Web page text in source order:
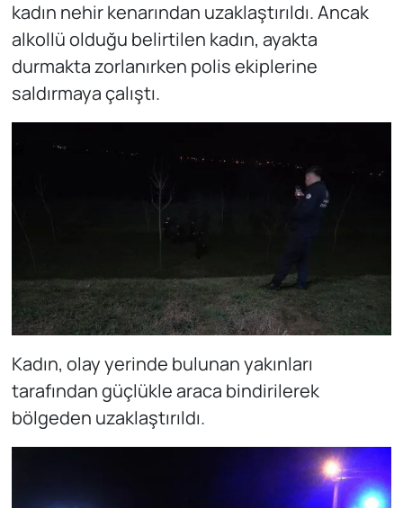
kadın nehir kenarından uzaklaştırıldı. Ancak
alkollü olduğu belirtilen kadın, ayakta
durmakta zorlanırken polis ekiplerine
saldırmaya çalıştı.
Kadın, olay yerinde bulunan yakınları
tarafından güçlükle araca bindirilerek
bölgeden uzaklaştırıldı.